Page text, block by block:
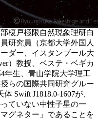
榎戸極限自然現象理研白
研究員（京都大学外国人
ダー、イスタンブール大
）教授、ベステ・ベギカ
4年生、青山学院大学理工
らの国際共同研究グルー
Swift J1818.0-1607が、
ていない中性子星の一
グネター」であることを